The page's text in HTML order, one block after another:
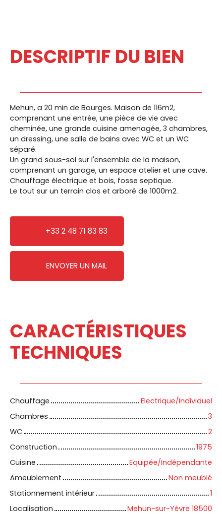
DESCRIPTIF DU BIEN
Mehun, a 20 min de Bourges. Maison de 116m2,
comprenant une entrée, une pièce de vie avec
cheminée, une grande cuisine amenagée, 3 chambres,
un dressing, une salle de bains avec WC et un WC
séparé.
Un grand sous-sol sur l'ensemble de la maison,
comprenant un garage, un espace atelier et une cave.
Chauffage électrique et bois, fosse septique.
Le tout sur un terrain clos et arboré de 1000m2.
+33 2 48 71 83 83
ENVOYER UN MAIL
CARACTÉRISTIQUES
TECHNIQUES
Chauffage
Electrique/Individuel
Chambres
3
WC
2
Construction
1975
Cuisine
Equipée/Indépendante
Ameublement
Non meublé
Stationnement intérieur
1
Localisation
Mehun-sur-Yèvre 18500